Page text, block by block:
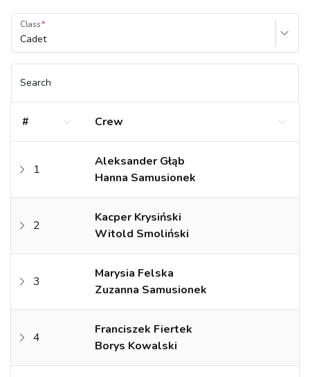
Class
Cadet
Search
# Crew
1
Aleksander Głąb
Hanna Samusionek
2
Kacper Krysiński
Witold Smoliński
3
Marysia Felska
Zuzanna Samusionek
4
Franciszek Fiertek
Borys Kowalski